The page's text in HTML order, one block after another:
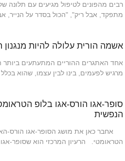
רבים מהפונים לטיפול מגיעים עם תלונה
מתפקד, אבל ריק", "הכול בסדר על הנייר,
אשמה הורית עלולה להיות
אחד האתגרים ההוריים המתעתעים
מרגיש לפעמים, בינו לבין עצמו, שהוא
סופר-אגו הורס-אגו בלופ
הנפשית
אחבר כאן את מושג הסופר-אגו הורס-
הטראומטי. הרעיון המרכזי הוא שסופר-אגו